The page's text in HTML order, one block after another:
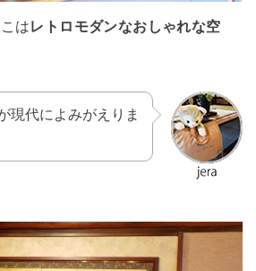
はレトロモダンなおしゃれな空
現代によみがえりま